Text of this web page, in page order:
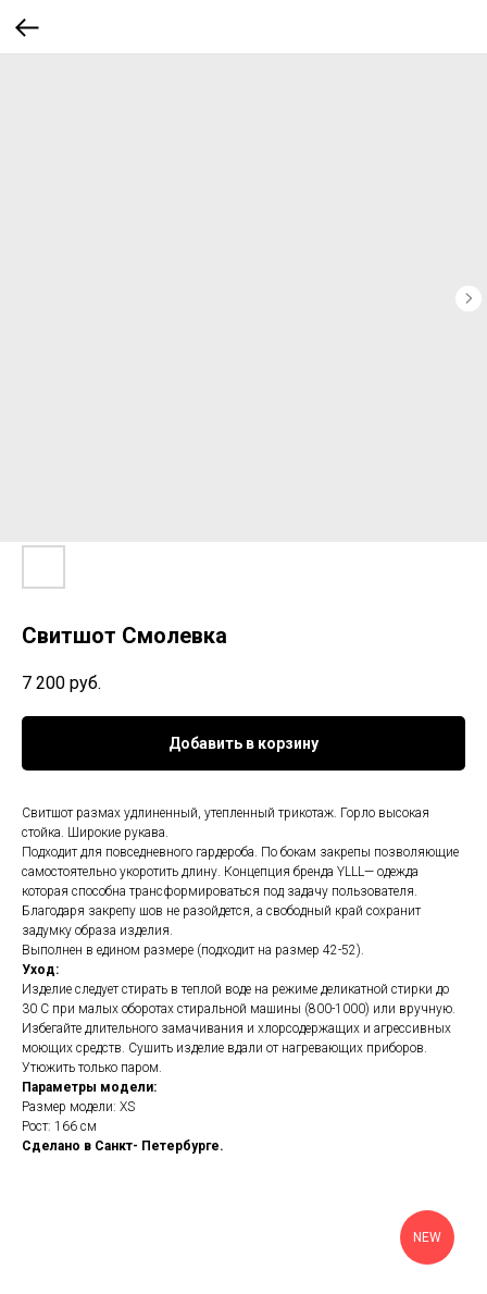
Свитшот Смолевка
7 200 руб.
Добавить в корзину
Свитшот размах удлиненный, утепленный трикотаж. Горло высокая
стойка. Широкие рукава.
Подходит для повседневного гардероба. По бокам закрепы позволяющие
самостоятельно укоротить длину. Концепция бренда YLLL— одежда
которая способна трансформироваться под задачу пользователя.
Благодаря закрепу шов не разойдется, а свободный край сохранит
задумку образа изделия.
Выполнен в едином размере (подходит на размер 42-52).
Уход:
Изделие следует стирать в теплой воде на режиме деликатной стирки до
30 С при малых оборотах стиральной машины (800-1000) или вручную.
Избегайте длительного замачивания и хлорсодержащих и агрессивных
моющих средств. Сушить изделие вдали от нагревающих приборов.
Утюжить только паром.
Параметры модели:
Размер модели: XS
Рост: 166 см
Сделано в Санкт- Петербурге.
NEW